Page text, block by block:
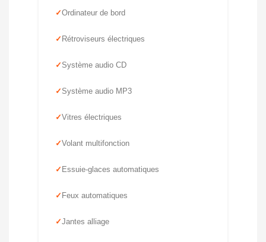
Ordinateur de bord
Rétroviseurs électriques
Système audio CD
Système audio MP3
Vitres électriques
Volant multifonction
Essuie-glaces automatiques
Feux automatiques
Jantes alliage